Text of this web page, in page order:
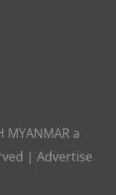
MYANMAR a
| Advertise